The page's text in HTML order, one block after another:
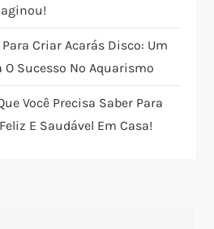
Criar Acarás Disco: Um
O Sucesso No Aquarismo
Você Precisa Saber Para
E Saudável Em Casa!